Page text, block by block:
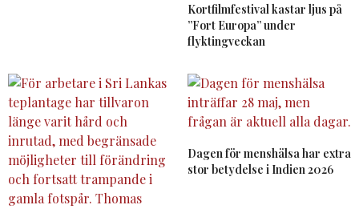
Kortfilmfestival kastar ljus på
”Fort Europa” under
flyktingveckan
Dagen för menshälsa har extra
stor betydelse i Indien 2026